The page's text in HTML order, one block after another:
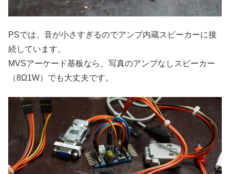
PSでは、音が小さすぎるのでアンプ内蔵スピーカーに接
続しています。
MVSアーケード基板なら、写真のアンプなしスピーカー
（8Ω1W）でも大丈夫です。